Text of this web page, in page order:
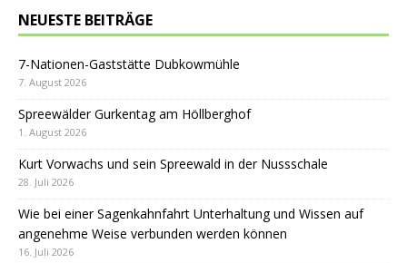
NEUESTE BEITRÄGE
7-Nationen-Gaststätte Dubkowmühle
7. August 2026
Spreewälder Gurkentag am Höllberghof
1. August 2026
Kurt Vorwachs und sein Spreewald in der Nussschale
28. Juli 2026
Wie bei einer Sagenkahnfahrt Unterhaltung und Wissen auf
angenehme Weise verbunden werden können
16. Juli 2026